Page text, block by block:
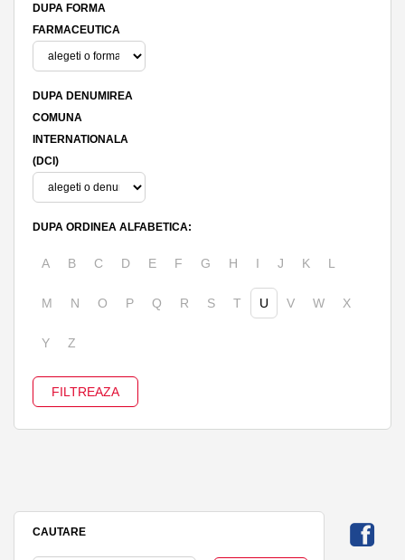
DUPA FORMA
FARMACEUTICA
DUPA DENUMIREA
COMUNA
INTERNATIONALA
(DCI)
DUPA ORDINEA ALFABETICA:
A B C D E F G H I J K L
M N O P Q R S T U V W X
Y Z
CAUTARE